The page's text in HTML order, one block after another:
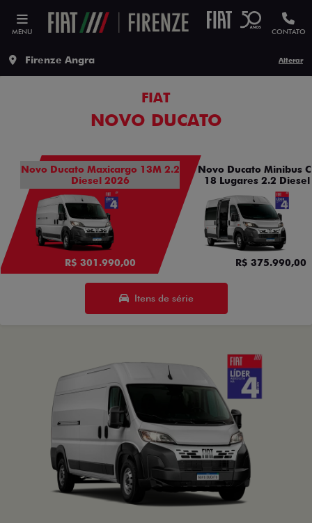
MENU CONTATO
Firenze Angra Alterar
FIAT
NOVO DUCATO
Novo Ducato Maxicargo 13M 2.2
Diesel 2026
R$ 301.990,00
Novo Ducato Minibus
18 Lugares 2.2
R$ 375.990,00
Itens de série